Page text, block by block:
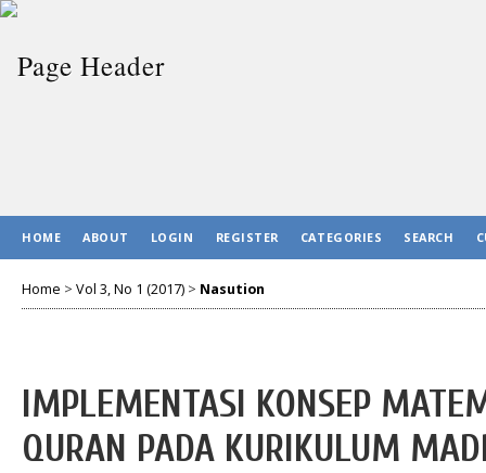
HOME ABOUT LOGIN REGISTER CATEGORIES SEARCH
Home > Vol 3, No 1 (2017) > Nasution
IMPLEMENTASI KONSEP
QURAN PADA KURIKULUM